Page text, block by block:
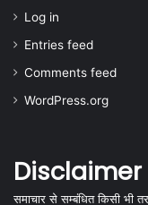
Log in
Entries feed
Comments feed
WordPress.org
Disclaimer
समाचार से सम्बंधित किसी भी